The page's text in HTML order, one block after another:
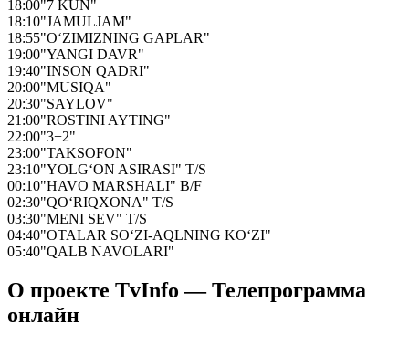
18:00"7 KUN"
18:10"JAMULJAM"
18:55"O‘ZIMIZNING GAPLAR"
19:00"YANGI DAVR"
19:40"INSON QADRI"
20:00"MUSIQA"
20:30"SAYLOV"
21:00"ROSTINI AYTING"
22:00"3+2"
23:00"TAKSOFON"
23:10"YOLG‘ON ASIRASI" T/S
00:10"HAVO MARSHALI" B/F
02:30"QO‘RIQXONA" T/S
03:30"MENI SEV" T/S
04:40"OTALAR SO‘ZI-AQLNING KO‘ZI"
05:40"QALB NAVOLARI"
О проекте TvInfo — Телепрограмма
онлайн